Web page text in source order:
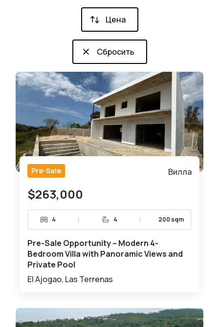
Цена
Сбросить
Pre-Sale Вилла
$263,000
4 | 4 | 200 sqm
Pre-Sale Opportunity – Modern 4-
Bedroom Villa with Panoramic Views and
Private Pool
El Ajogao, Las Terrenas